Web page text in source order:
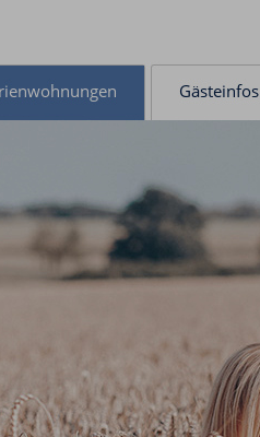
Gästeinfos